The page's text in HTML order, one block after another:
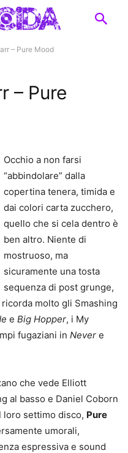
– Pure Mood
– Pure
Occhio a non farsi
“abbindolare” dalla
copertina tenera, timida e
dai colori carta zucchero,
quello che si cela dentro è
ben altro. Niente di
mostruoso, ma
sicuramente una tosta
sequenza di post grunge,
molto gli Smashing
e Big Hopper, i My
fugaziani in Never e
che vede Elliott
al basso e Daniel Coborn
loro settimo disco, Pure
umorali,
espressiva e sound